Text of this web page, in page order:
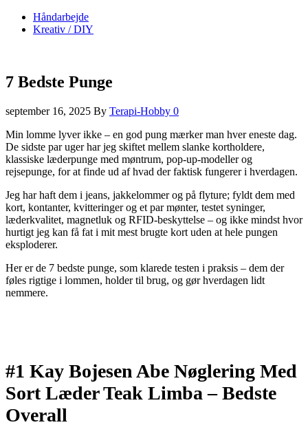
Håndarbejde
Kreativ / DIY
7 Bedste Punge
september 16, 2025 By Terapi-Hobby 0
Min lomme lyver ikke – en god pung mærker man hver eneste dag.
De sidste par uger har jeg skiftet mellem slanke kortholdere,
klassiske læderpunge med møntrum, pop-up-modeller og
rejsepunge, for at finde ud af hvad der faktisk fungerer i hverdagen.
Jeg har haft dem i jeans, jakkelommer og på flyture; fyldt dem med
kort, kontanter, kvitteringer og et par mønter, testet syninger,
læderkvalitet, magnetluk og RFID-beskyttelse – og ikke mindst hvor
hurtigt jeg kan få fat i mit mest brugte kort uden at hele pungen
eksploderer.
Her er de 7 bedste punge, som klarede testen i praksis – dem der
føles rigtige i lommen, holder til brug, og gør hverdagen lidt
nemmere.
#1 Kay Bojesen Abe Nøglering Med
Sort Læder Teak Limba –Bedste
Overall